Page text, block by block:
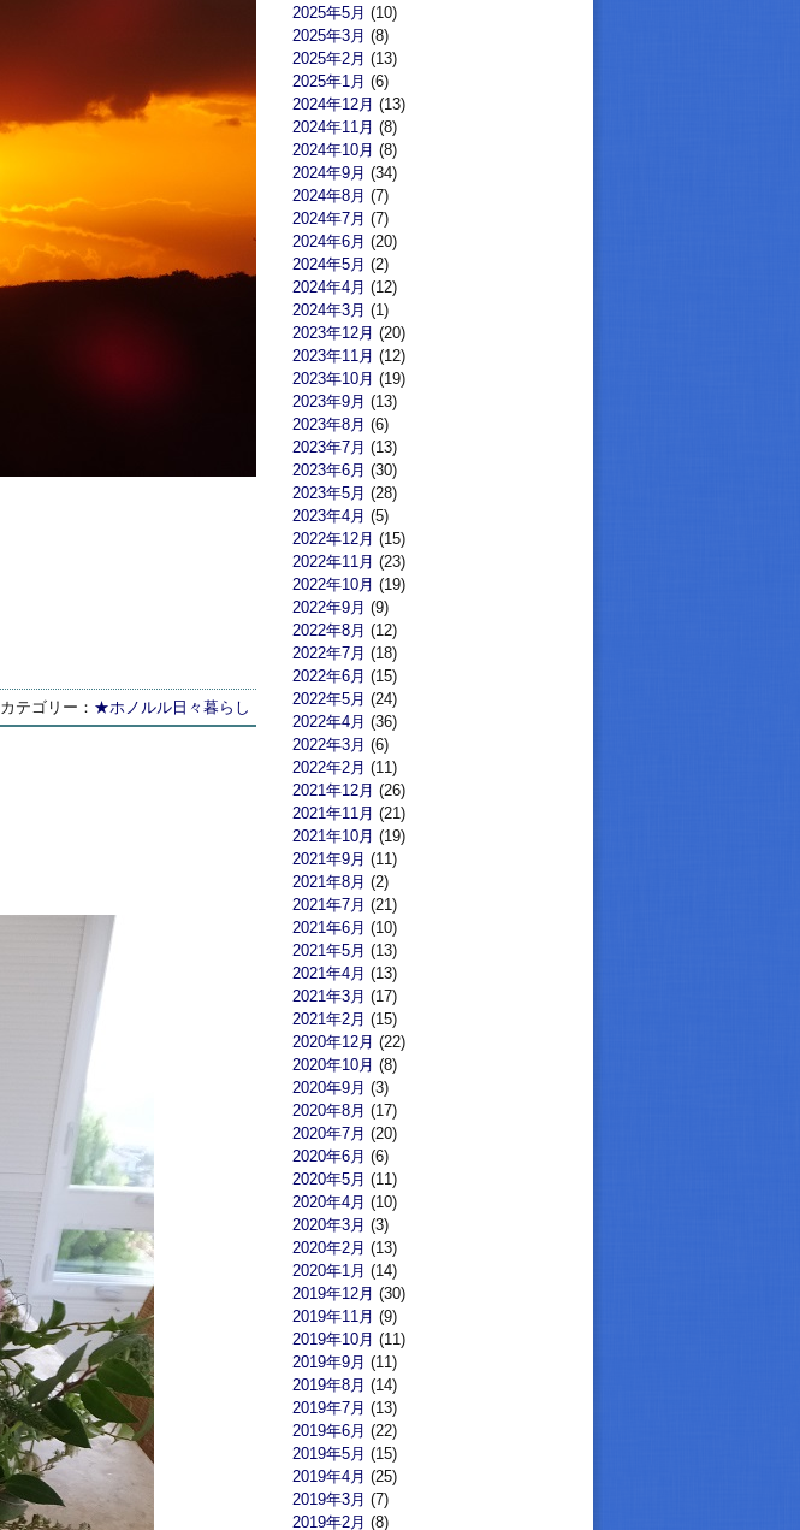
カテゴリー： ★ホノルル日々暮らし
2025年5月 (10)
2025年3月 (8)
2025年2月 (13)
2025年1月 (6)
2024年12月 (13)
2024年11月 (8)
2024年10月 (8)
2024年9月 (34)
2024年8月 (7)
2024年7月 (7)
2024年6月 (20)
2024年5月 (2)
2024年4月 (12)
2024年3月 (1)
2023年12月 (20)
2023年11月 (12)
2023年10月 (19)
2023年9月 (13)
2023年8月 (6)
2023年7月 (13)
2023年6月 (30)
2023年5月 (28)
2023年4月 (5)
2022年12月 (15)
2022年11月 (23)
2022年10月 (19)
2022年9月 (9)
2022年8月 (12)
2022年7月 (18)
2022年6月 (15)
2022年5月 (24)
2022年4月 (36)
2022年3月 (6)
2022年2月 (11)
2021年12月 (26)
2021年11月 (21)
2021年10月 (19)
2021年9月 (11)
2021年8月 (2)
2021年7月 (21)
2021年6月 (10)
2021年5月 (13)
2021年4月 (13)
2021年3月 (17)
2021年2月 (15)
2020年12月 (22)
2020年10月 (8)
2020年9月 (3)
2020年8月 (17)
2020年7月 (20)
2020年6月 (6)
2020年5月 (11)
2020年4月 (10)
2020年3月 (3)
2020年2月 (13)
2020年1月 (14)
2019年12月 (30)
2019年11月 (9)
2019年10月 (11)
2019年9月 (11)
2019年8月 (14)
2019年7月 (13)
2019年6月 (22)
2019年5月 (15)
2019年4月 (25)
2019年3月 (7)
2019年2月 (8)